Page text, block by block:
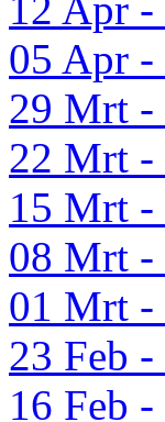
05 Apr -
29 Mrt -
22 Mrt -
15 Mrt -
08 Mrt -
01 Mrt -
23 Feb
16 Feb